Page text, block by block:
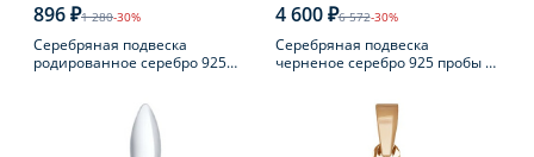
896 ₽1 280-30%
Серебряная подвеска
родированное серебро 925
4 600 ₽6 572-30%
Серебряная подвеска
черненое серебро 925 пробы с